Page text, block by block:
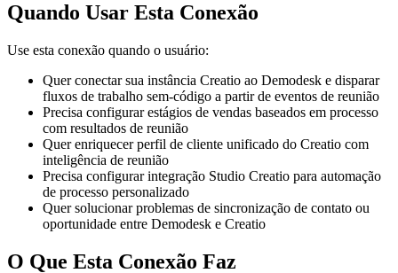
Quando Usar Esta Conexão
Use esta conexão quando o usuário:
Quer conectar sua instância Creatio ao Demodesk e disparar
fluxos de trabalho sem-código a partir de eventos de reunião
Precisa configurar estágios de vendas baseados em processo
com resultados de reunião
Quer enriquecer perfil de cliente unificado do Creatio com
inteligência de reunião
Precisa configurar integração Studio Creatio para automação
de processo personalizado
Quer solucionar problemas de sincronização de contato ou
oportunidade entre Demodesk e Creatio
O Que Esta Conexão Faz